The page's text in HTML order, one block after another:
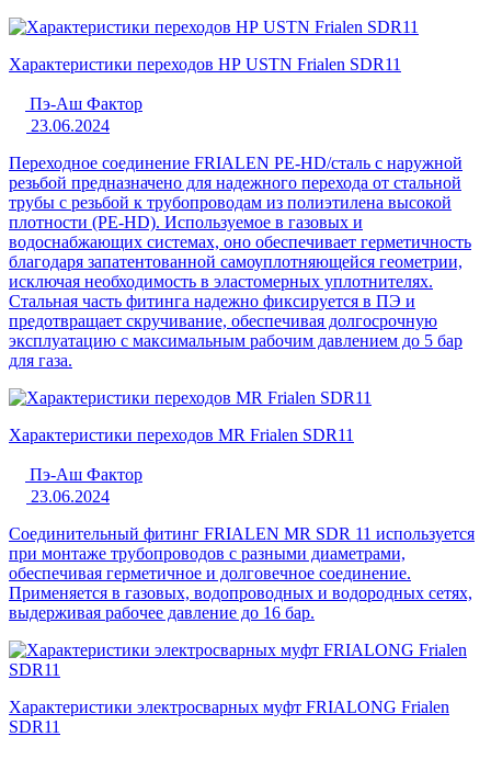
Характеристики переходов НР USTN Frialen SDR11
Пэ-Аш Фактор
23.06.2024
Переходное соединение FRIALEN PE-HD/сталь с наружной
резьбой предназначено для надежного перехода от стальной
трубы с резьбой к трубопроводам из полиэтилена высокой
плотности (PE-HD). Используемое в газовых и
водоснабжающих системах, оно обеспечивает герметичность
благодаря запатентованной самоуплотняющейся геометрии,
исключая необходимость в эластомерных уплотнителях.
Стальная часть фитинга надежно фиксируется в ПЭ и
предотвращает скручивание, обеспечивая долгосрочную
эксплуатацию с максимальным рабочим давлением до 5 бар
для газа.
Характеристики переходов MR Frialen SDR11
Пэ-Аш Фактор
23.06.2024
Соединительный фитинг FRIALEN MR SDR 11 используется
при монтаже трубопроводов с разными диаметрами,
обеспечивая герметичное и долговечное соединение.
Применяется в газовых, водопроводных и водородных сетях,
выдерживая рабочее давление до 16 бар.
Характеристики электросварных муфт FRIALONG Frialen
SDR11